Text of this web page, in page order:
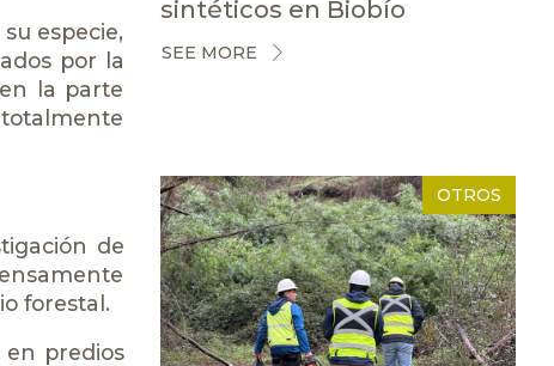
especie,
por la
la parte
de
forestal.
en predios
sintéticos en Biobío
SEE MORE
OTROS